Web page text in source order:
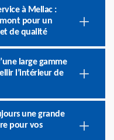
à Mellac :
pour un
de qualité
large gamme
l’intérieur de
une grande
pour vos